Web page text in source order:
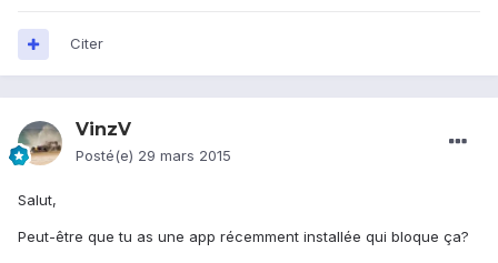
Citer
VinzV
Posté(e) 29 mars 2015
Salut,
Peut-être que tu as une app récemment installée qui bloque ça?